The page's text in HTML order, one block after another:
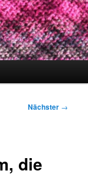
Nächster →
die